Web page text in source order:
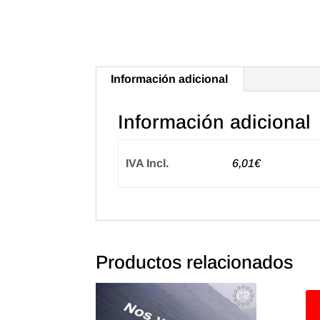
Información adicional
Información adicional
IVA Incl. 6,01€
Productos relacionados